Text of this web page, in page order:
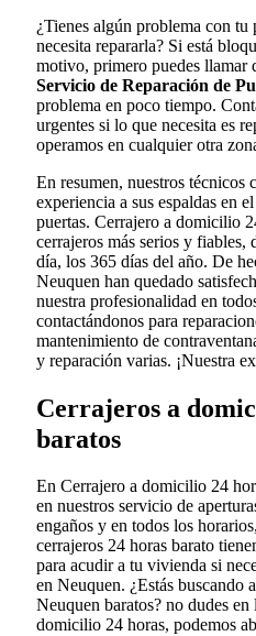
¿Tienes algún problema con tu
necesita repararla? Si está
motivo, primero puedes llamar
Servicio de Reparación de
problema en poco tiempo.
urgentes si lo que necesita es
operamos en cualquier otra
En resumen, nuestros técnicos
experiencia a sus espaldas en
puertas. Cerrajero a domicilio
cerrajeros más serios y fiables,
día, los 365 días del año. De
Neuquen han quedado
nuestra profesionalidad en
contactándonos para
mantenimiento de
y reparación varias. ¡Nuestra
Cerrajeros a
baratos
En Cerrajero a domicilio 24
en nuestros servicio de
engaños y en todos los
cerrajeros 24 horas barato
para acudir a tu vivienda si
en Neuquen. ¿Estás buscando
Neuquen baratos? no dudes
domicilio 24 horas, podemos